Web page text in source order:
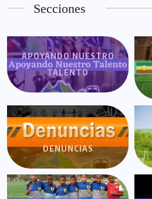
Secciones
APOYANDO NUESTRO
TALENTO
DENUNCIAS